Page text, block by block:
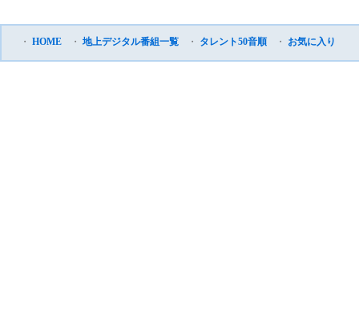
・ HOME ・ 地上デジタル番組一覧 ・ タレント50音順 ・ お気に入り